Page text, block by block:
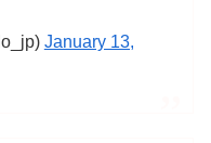
January 13,